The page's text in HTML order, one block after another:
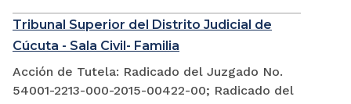
Tribunal Superior del Distrito Judicial de
Cúcuta - Sala Civil- Familia
Acción de Tutela: Radicado del Juzgado No.
54001-2213-000-2015-00422-00; Radicado del